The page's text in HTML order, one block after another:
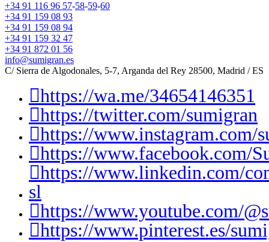
+34 91 116 96 57-58-59-60
+34 91 159 08 93
+34 91 159 08 94
+34 91 159 32 47
+34 91 872 01 56
info@sumigran.es
C/ Sierra de Algodonales, 5-7, Arganda del Rey 28500, Madrid / ES
https://wa.me/34654146351
https://twitter.com/sumigran
https://www.instagram.com/
https://www.facebook.com/
https://www.linkedin.com/
sl
https://www.youtube.com/
https://www.pinterest.es/